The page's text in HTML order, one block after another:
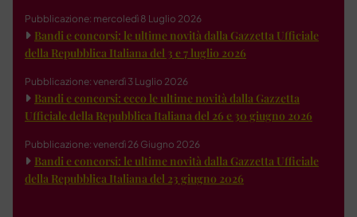
Pubblicazione: mercoledì 8 Luglio 2026
Bandi e concorsi: le ultime novità dalla Gazzetta Ufficiale
della Repubblica Italiana del 3 e 7 luglio 2026
Pubblicazione: venerdì 3 Luglio 2026
Bandi e concorsi: ecco le ultime novità dalla Gazzetta
Ufficiale della Repubblica Italiana del 26 e 30 giugno 2026
Pubblicazione: venerdì 26 Giugno 2026
Bandi e concorsi: le ultime novità dalla Gazzetta Ufficiale
della Repubblica Italiana del 23 giugno 2026